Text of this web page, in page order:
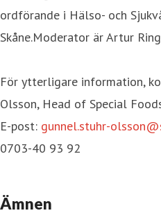
ordförande i Hälso- och
Skåne.Moderator är Artur
För ytterligare information,
Olsson, Head of Special
E-post: gunnel.stuhr-
0703-40 93 92
Ämnen